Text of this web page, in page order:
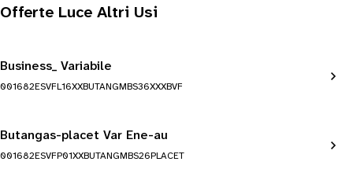
Offerte Luce Altri Usi
Business_ Variabile
001682ESVFL16XXBUTANGMBS36XXXBVF
Butangas-placet Var Ene-au
001682ESVFP01XXBUTANGMBS26PLACET